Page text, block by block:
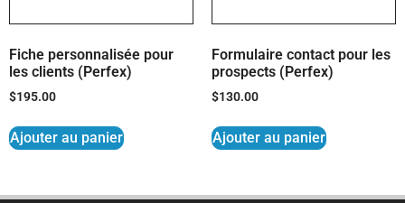
Fiche personnalisée pour
les clients (Perfex)
$195.00
Ajouter au panier
Formulaire contact pour les
prospects (Perfex)
$130.00
Ajouter au panier